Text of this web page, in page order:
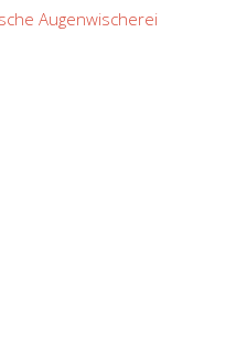
Augenwischerei